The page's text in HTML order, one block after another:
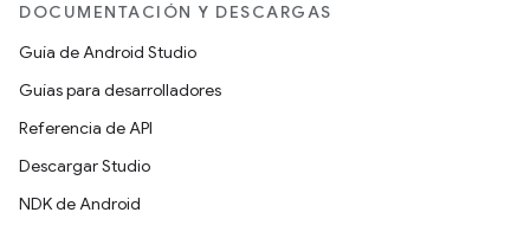
DOCUMENTACIÓN Y DESCARGAS
Guía de Android Studio
Guías para desarrolladores
Referencia de API
Descargar Studio
NDK de Android